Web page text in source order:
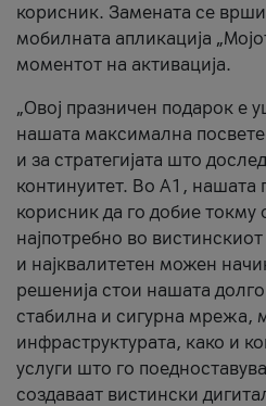
корисник. Замената се
мобилната апликација
моментот на активација.
„Овој празничен подарок е
нашата максимална
и за стратегијата што
континуитет. Во А1, нашата
корисник да го добие токму
најпотребно во
и најквалитетен можен
решенија стои нашата
стабилна и сигурна мрежа,
инфраструктурата, како и
услуги што го
создаваат вистински